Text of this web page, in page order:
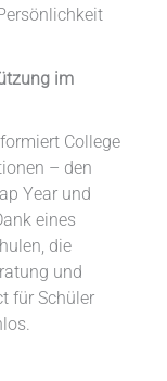
im
College
– den
Year und
eines
die
und
für Schüler